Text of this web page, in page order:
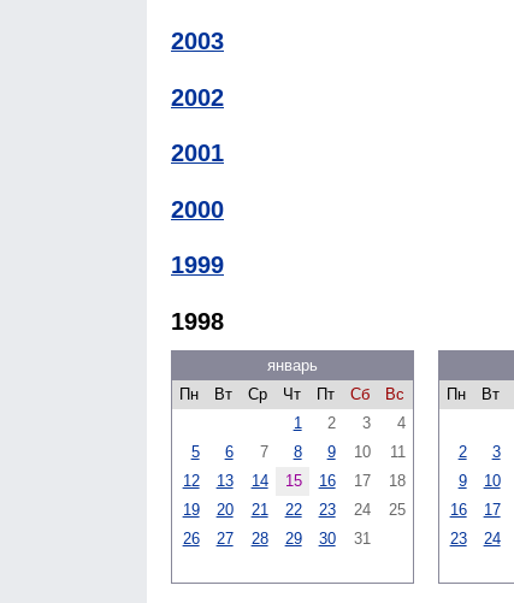
2003
2002
2001
2000
1999
1998
январь
Пн
Вт Ср Чт Пт Сб
Вс
1
2 3
4
5
6 7 8 9 10
11
12
13 14 15 16 17
18
19
20 21 22 23 24
25
26
27 28 29 30 31
Пн
Вт
2
3
9
10
16
17
23
24